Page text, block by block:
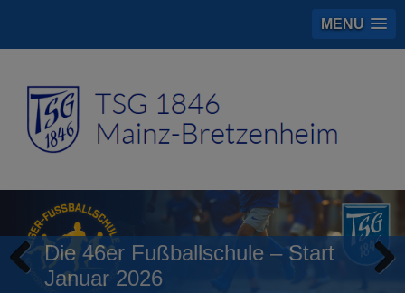
MENU
Die 46er Fußballschule – Start
Januar 2026
Previous